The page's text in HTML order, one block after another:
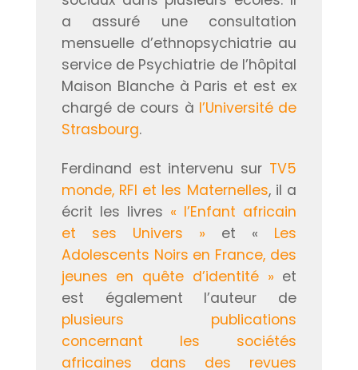
a assuré une consultation
mensuelle d’ethnopsychiatrie au
service de Psychiatrie de l’hôpital
Maison Blanche à Paris et est ex
chargé de cours à l’Université de
Strasbourg.
Ferdinand est intervenu sur TV5
monde, RFI et les Maternelles, il a
écrit les livres « l’Enfant africain
et ses Univers » et « Les
Adolescents Noirs en France, des
jeunes en quête d’identité » et
est également l’auteur de
plusieurs publications
concernant les sociétés
africaines dans des revues